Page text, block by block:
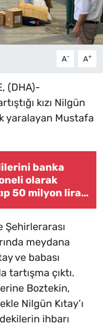
A- A+
(DHA)-
kızı Nilgün
yaralayan Mustafa
banka
olarak
50 milyon lira
Şehirlerarası
meydana
ve babası
tartışma çıktı.
Boztekin,
Nilgün Kıtay’ı
ihbarı